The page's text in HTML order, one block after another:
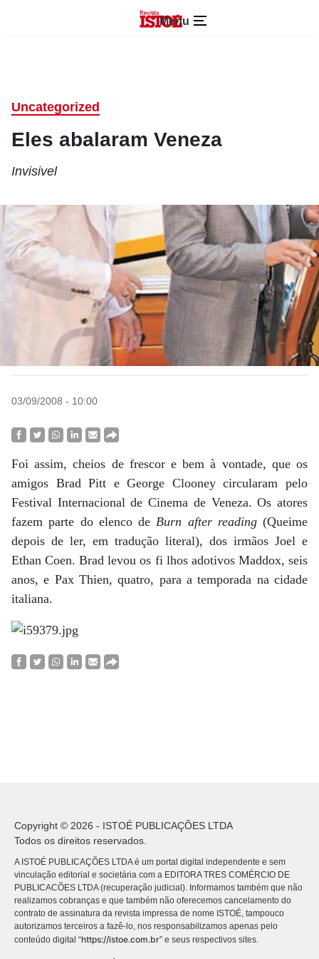
Menu
Uncategorized
Eles abalaram Veneza
Invisivel
03/09/2008 - 10:00
Foi assim, cheios de frescor e bem à vontade, que os
amigos Brad Pitt e George Clooney circularam pelo
Festival Internacional de Cinema de Veneza. Os atores
fazem parte do elenco deBurn after reading(Queime
depois de ler, em tradução literal), dos irmãos Joel e
Ethan Coen. Brad levou os fi lhos adotivos Maddox, seis
anos, e Pax Thien, quatro, para a temporada na cidade
italiana.
Copyright © 2026 - ISTOÉ PUBLICAÇÕES LTDA
Todos os direitos reservados.
A ISTOÉ PUBLICAÇÕES LTDA é um portal digital independente e sem
vinculação editorial e societária com a EDITORA TRES COMÉRCIO DE
PUBLICACÕES LTDA (recuperação judicial). Informamos também que não
realizamos cobranças e que também não oferecemos cancelamento do
contrato de assinatura da revista impressa de nome ISTOÉ, tampouco
autorizamos terceiros a fazê-lo, nos responsabilizamos apenas pelo
conteúdo digital “https://istoe.com.br” e seus respectivos sites.